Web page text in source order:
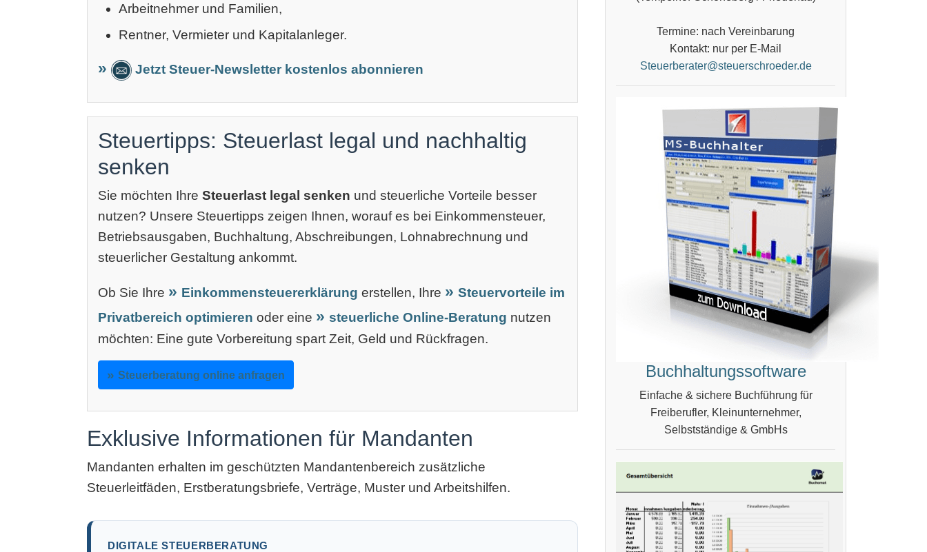
Arbeitnehmer und Familien,
Rentner, Vermieter und Kapitalanleger.
Jetzt Steuer-Newsletter kostenlos abonnieren
Steuertipps: Steuerlast legal und nachhaltig
senken
Sie möchten Ihre Steuerlast legal senken und steuerliche Vorteile besser
nutzen? Unsere Steuertipps zeigen Ihnen, worauf es bei Einkommensteuer,
Betriebsausgaben, Buchhaltung, Abschreibungen, Lohnabrechnung und
steuerlicher Gestaltung ankommt.
Ob Sie Ihre Einkommensteuererklärung erstellen, Ihre
Steuervorteile im
Privatbereich optimieren oder eine steuerliche Online-Beratung nutzen
möchten: Eine gute Vorbereitung spart Zeit, Geld und Rückfragen.
Steuerberatung online anfragen
Exklusive Informationen für Mandanten
Mandanten erhalten im geschützten Mandantenbereich zusätzliche
Steuerleitfäden, Erstberatungsbriefe, Verträge, Muster und Arbeitshilfen.
DIGITALE STEUERBERATUNG
Termine: nach Vereinbarung
Kontakt: nur per E-Mail
Steuerberater@steuerschroeder.de
Buchhaltungssoftware
Einfache & sichere Buchführung für
Freiberufler, Kleinunternehmer,
Selbstständige & GmbHs